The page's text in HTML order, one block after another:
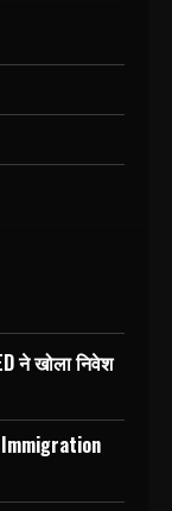
ने खोला निवेश
Immigration